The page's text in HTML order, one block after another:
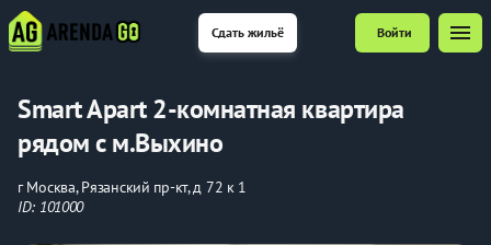
Сдать жильё Войти menu
Smart Apart 2-комнатная квартира
рядом с м.Выхино
г Москва, Рязанский пр-кт, д 72 к 1
ID: 101000